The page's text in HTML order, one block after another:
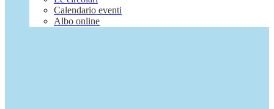
Calendario eventi
Albo online